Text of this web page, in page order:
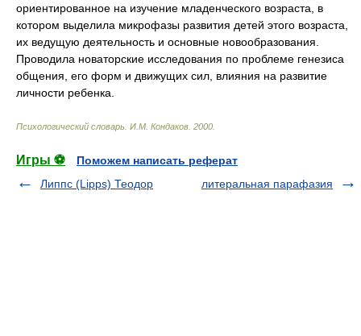
ориентированное на изучение младенческого возраста, в
котором выделила микрофазы развития детей этого возраста,
их ведущую деятельность и основные новообразования.
Проводила новаторские исследования по проблеме генезиса
общения, его форм и движущих сил, влияния на развитие
личности ребенка.
Психологический словарь И.М. Кондаков 2000
Игры ⚽
Поможем написать реферат
Липпс (Lipps) Теодор
литеральная парафазия